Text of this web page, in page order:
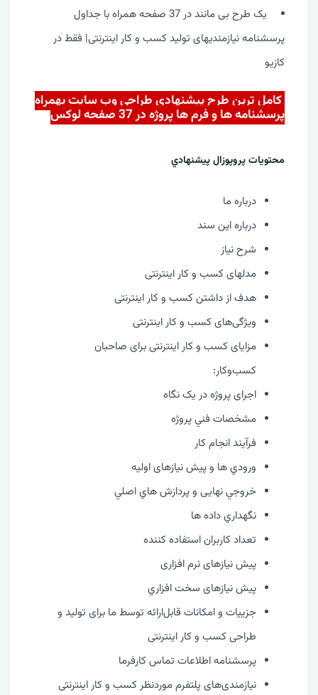
یک طرح بی مانند در 37 صفحه همراه با جداول
پرسشنامه نیازمندیهای تولید کسب و کار اینترنتی| فقط در
کازيو
کامل ترين طرح پيشنهادي طراحي وب سايت بهمراه
پرسشنامه ها و فرم ها پروژه در 37 صفحه لوکس
محتويات پروپوزال پيشنهادي
درباره ما
درباره این سند
شرح نیاز
مدلهای کسب و کار اینترنتی
هدف از داشتن کسب و کار اینترنتی
ویژگی‌های کسب و کار اینترنتی
مزایای کسب و کار اینترنتی برای صاحبان
کسب‌وکار:
اجرای پروژه در یک نگاه
مشخصات فني پروژه
فرآيند انجام کار
ورودي ها و پیش نیازهای اولیه
خروجي نهایی و پردازش هاي اصلي
نگهداري داده ها
تعداد کاربران استفاده کننده
پیش نیازهای نرم افزاری
پیش نیازهای سخت افزاري
جزییات و امکانات قابل‌ارائه توسط ما برای تولید و
طراحی کسب و کار اینترنتی
پرسشنامه اطلاعات تماس کارفرما
نیازمندی‌های پلتفرم موردنظر کسب و کار اینترنتی